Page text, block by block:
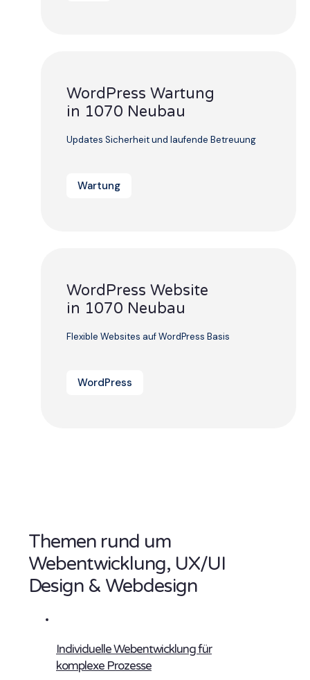
WordPress Wartung
in 1070 Neubau
Updates Sicherheit und laufende Betreuung
Wartung
WordPress Website
in 1070 Neubau
Flexible Websites auf WordPress Basis
WordPress
Themen rund um
Webentwicklung, UX/UI
Design & Webdesign
Individuelle Webentwicklung für
komplexe Prozesse